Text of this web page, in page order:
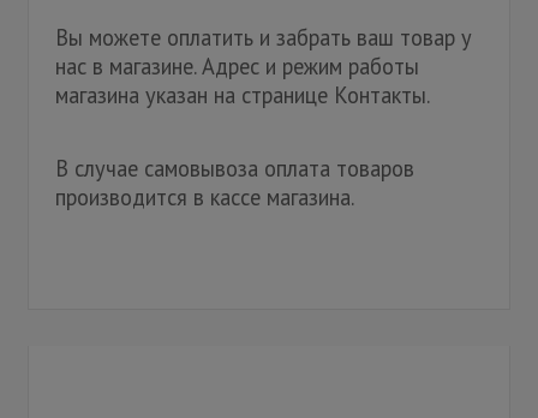
Вы можете оплатить и забрать ваш товар у
нас в магазине. Адрес и режим работы
магазина указан на странице Контакты.
В случае самовывоза оплата товаров
производится в кассе магазина.